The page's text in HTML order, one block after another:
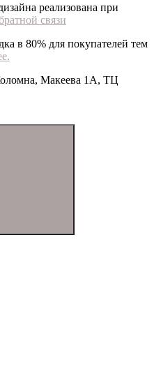
реализована при
связи
в 80% для покупателей тем
Макеева 1А, ТЦ